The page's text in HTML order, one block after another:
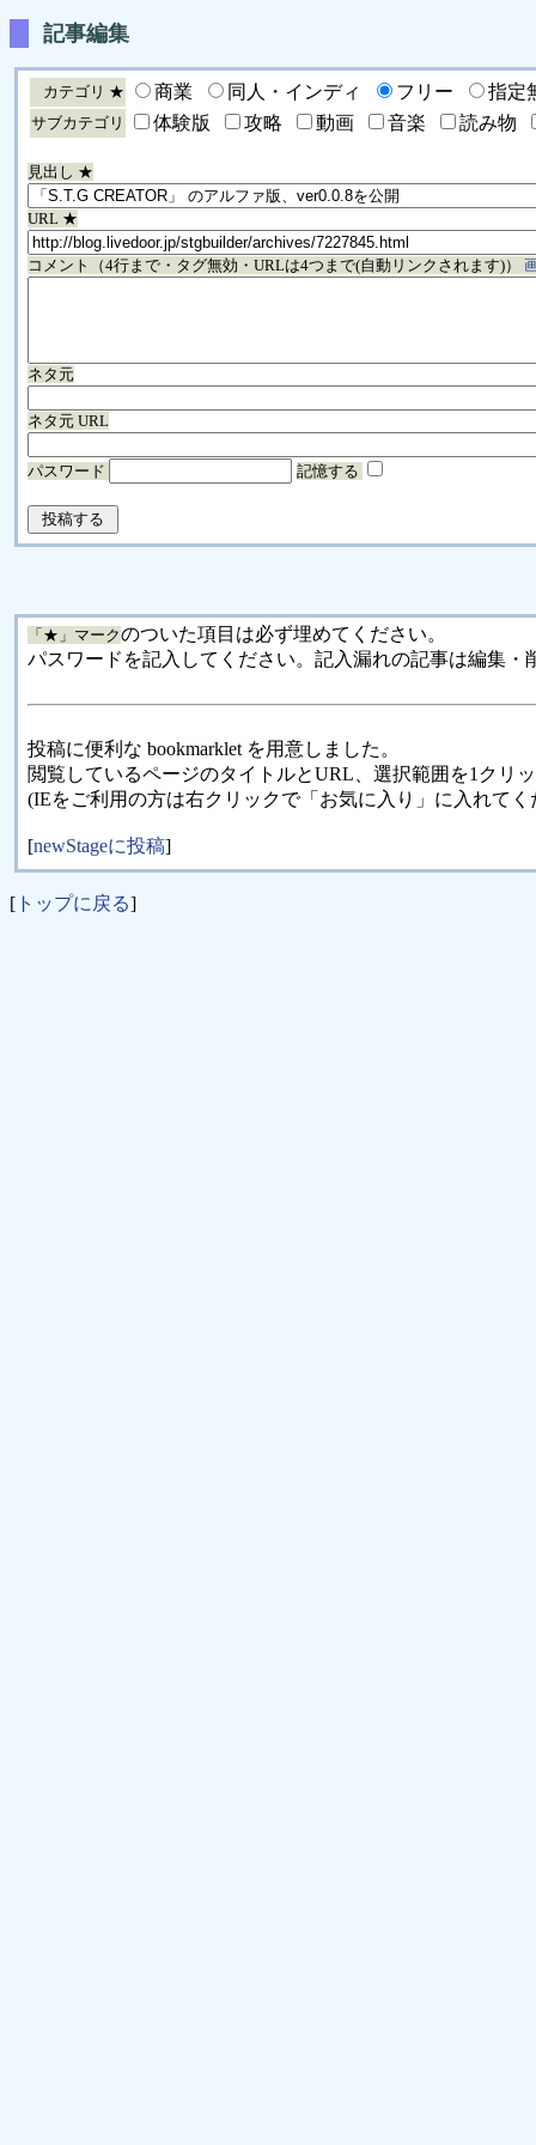
記事編集
カテゴリ ★ 商業 同人・インディ フリー 指定
サブカテゴリ 体験版 攻略 動画 音楽 読み物
見出し ★
URL ★
コメント（4行まで・タグ無効・URLは4つまで(自動リンクされます)）
ネタ元
ネタ元 URL
パスワード 記憶する
「★」マークのついた項目は必ず埋めてください。
パスワードを記入してください。記入漏れの記事は編集・
投稿に便利な bookmarklet を用意しました。
閲覧しているページのタイトルとURL、選択範囲を1クリ
(IEをご利用の方は右クリックで「お気に入り」に入れてく
[newStageに投稿]
[ トップに戻る]